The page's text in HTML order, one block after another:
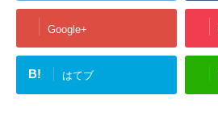
Google+
B! はてブ